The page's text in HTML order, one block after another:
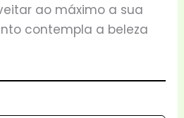
ao máximo a sua
contempla a beleza